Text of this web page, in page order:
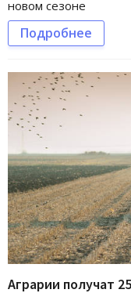
новом сезоне
Подробнее
Аграрии получат